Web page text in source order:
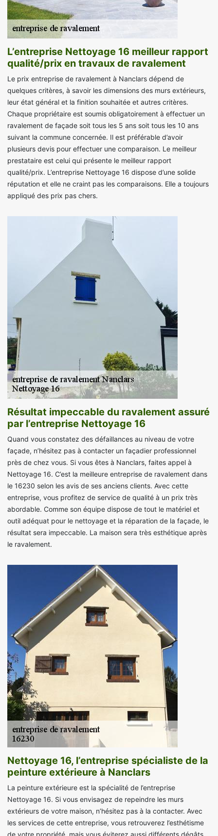
L’entreprise Nettoyage 16 meilleur rapport
qualité/prix en travaux de ravalement
Le prix entreprise de ravalement à Nanclars dépend de
quelques critères, à savoir les dimensions des murs extérieurs,
leur état général et la finition souhaitée et autres critères.
Chaque propriétaire est soumis obligatoirement à effectuer un
ravalement de façade soit tous les 5 ans soit tous les 10 ans
suivant la commune concernée. Il est préférable d’avoir
plusieurs devis pour effectuer une comparaison. Le meilleur
prestataire est celui qui présente le meilleur rapport
qualité/prix. L’entreprise Nettoyage 16 dispose d’une solide
réputation et elle ne craint pas les comparaisons. Elle a toujours
appliqué des prix pas chers.
Résultat impeccable du ravalement assuré
par l’entreprise Nettoyage 16
Quand vous constatez des défaillances au niveau de votre
façade, n’hésitez pas à contacter un façadier professionnel
près de chez vous. Si vous êtes à Nanclars, faites appel à
Nettoyage 16. C’est la meilleure entreprise de ravalement dans
le 16230 selon les avis de ses anciens clients. Avec cette
entreprise, vous profitez de service de qualité à un prix très
abordable. Comme son équipe dispose de tout le matériel et
outil adéquat pour le nettoyage et la réparation de la façade, le
résultat sera impeccable. La maison sera très esthétique après
le ravalement.
Nettoyage 16, l’entreprise spécialiste de la
peinture extérieure à Nanclars
La peinture extérieure est la spécialité de l’entreprise
Nettoyage 16. Si vous envisagez de repeindre les murs
extérieurs de votre maison, n’hésitez pas à la contacter. Avec
les services de cette entreprise, vous retrouverez l’esthétisme